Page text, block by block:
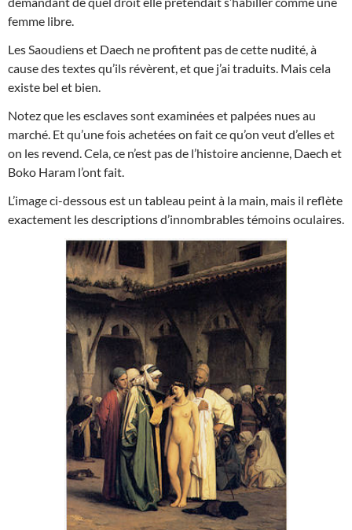
femme libre.
Les Saoudiens et Daech ne profitent pas de cette nudité, à
cause des textes qu’ils révèrent, et que j’ai traduits. Mais cela
existe bel et bien.
Notez que les esclaves sont examinées et palpées nues au
marché. Et qu’une fois achetées on fait ce qu’on veut d’elles et
on les revend. Cela, ce n’est pas de l’histoire ancienne, Daech et
Boko Haram l’ont fait.
L’image ci-dessous est un tableau peint à la main, mais il reflète
exactement les descriptions d’innombrables témoins oculaires.